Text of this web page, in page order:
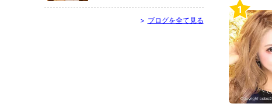
1
> ブログを全て見る